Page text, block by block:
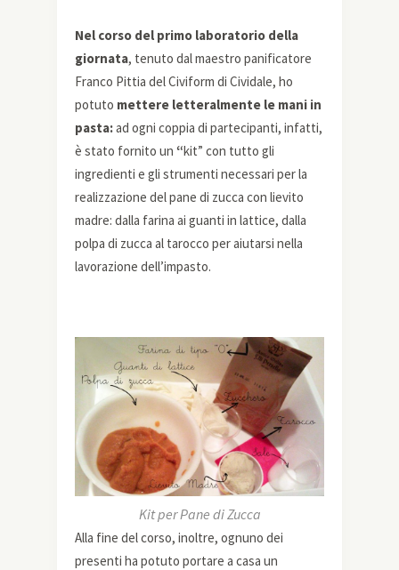
Nel corso del primo laboratorio della
giornata, tenuto dal maestro panificatore
Franco Pittia del Civiform di Cividale, ho
potuto mettere letteralmente le mani in
pasta:ad ogni coppia di partecipanti, infatti,
è stato fornito un “kit” con tutto gli
ingredienti e gli strumenti necessari per la
realizzazione del pane di zucca con lievito
madre: dalla farina ai guanti in lattice, dalla
polpa di zucca al tarocco per aiutarsi nella
lavorazione dell’impasto.
Kit per Pane di Zucca
Alla fine del corso, inoltre, ognuno dei
presenti ha potuto portare a casa un